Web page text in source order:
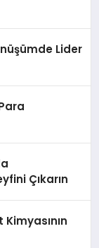
Lider
Çıkarın